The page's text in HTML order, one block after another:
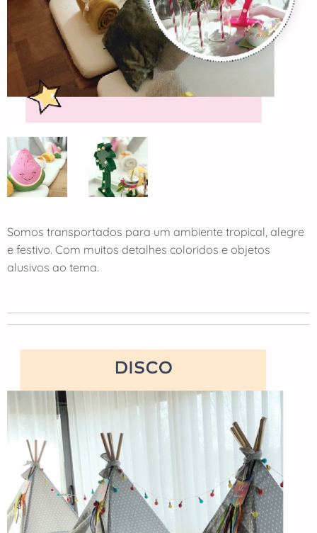
Somos transportados para um ambiente tropical, alegre
e festivo. Com muitos detalhes coloridos e objetos
alusivos ao tema.